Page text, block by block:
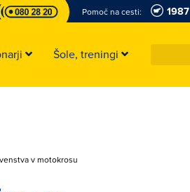
Pomoč na cesti: 1987
Šole, treningi
v motokrosu